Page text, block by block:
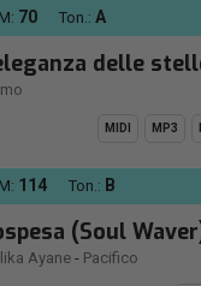
70 Ton.: A
delle
MIDI MP3
114 Ton.: B
(Soul
Ayane - Pacifico